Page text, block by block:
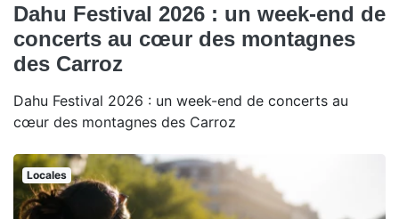
Dahu Festival 2026 : un week-end de
concerts au cœur des montagnes
des Carroz
Dahu Festival 2026 : un week-end de concerts au
cœur des montagnes des Carroz
Locales